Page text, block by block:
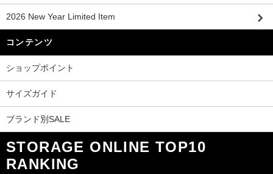
2026 New Year Limited Item
コンテンツ
ショップポイント
サイズガイド
ブランド別SALE
STORAGE ONLINE TOP10
RANKING